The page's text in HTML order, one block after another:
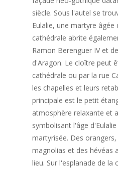
siècle. Sous l'autel se
Eulalie, une martyre âgée
cathédrale abrite
Ramon Berenguer IV et
d'Aragon. Le cloître peut
cathédrale ou par la rue
les chapelles et leurs
principale est le petit
atmosphère relaxante et
symbolisant l'âge
martyrisée. Des
magnolias et des hévéas
lieu. Sur l'esplanade de la